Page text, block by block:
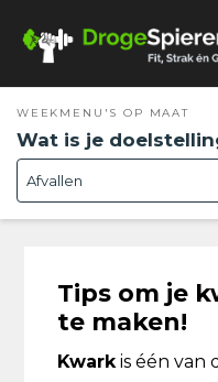
naar
naar
inhoud
naar
sidebar
footer
WEEKMENU'S OP MAAT
Wat is je
Tips om je
te maken!
Kwarkis één van